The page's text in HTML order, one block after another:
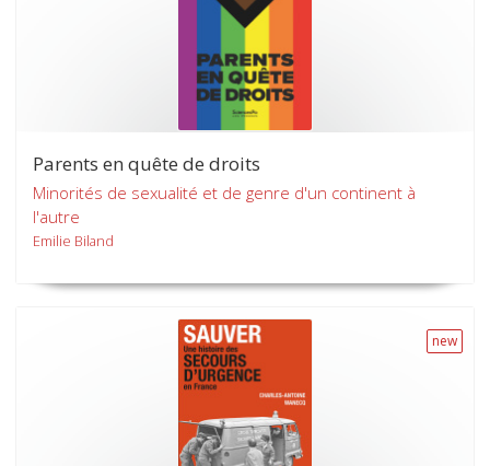
Parents en quête de droits
Minorités de sexualité et de genre d'un continent à
l'autre
Emilie Biland
new